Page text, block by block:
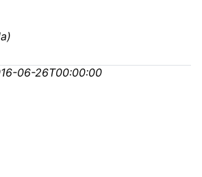
)
06-26T00:00:00